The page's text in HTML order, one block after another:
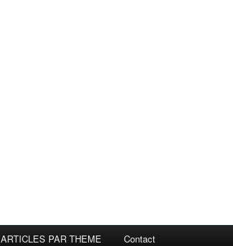
ARTICLES PAR THEME Contact